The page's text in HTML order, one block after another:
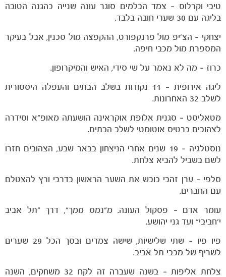
משחקים
ותוצאות
טיבי וקרלוס – צמד הבלמים סוגר עונה שנייה כהגנה הטובה
בליגה עם 30 שערי חובה בלבד.
יצחקי – הצ'יפ מול פרנקפורט, ההקפצה מול סכנין, אבל בעיקר
המספרת מול מכבי חיפה.
כרוז – מה לא נאמר על שי סידי, האיש והמיקרופון.
ליגה אירופית – 11 נקודות בשלב הבתים והעפלה היסטורית
לשלב 32 האחרונות.
מטאליסט – סגנית אלופת אוקראינה הושעתה מאופ"א וסידרה
לצהובים כרטיס אוטומטי לשלב הבתים.
נוסטלגיה – 19 שנים אחרי הניצחון בבאר שבע, הצהובים חזרו
לשם בשביל להביא צלחת.
סלפי – ערן זהבי כובש את השער הראשון בדרבי ורץ להצטלם
עם החברים.
עומר אדם – פסקול העונה. מ"נמס ממך", דרך "תל אביב
י'חביבי" ועד גני יהושע.
פיו פיו – שתי שלישיות, שישה צמדים ובסך הכל 29 שערים
לשריף של מכבי תל אביב.
צלחת אליפות – בשנה שעברה זה לקח 32 משחקים, השנה